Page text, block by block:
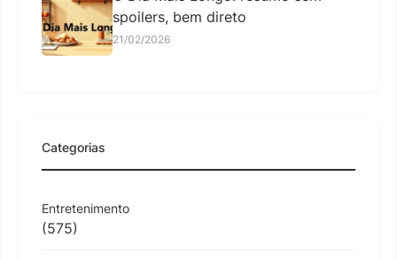
spoilers, bem direto
21/02/2026
Categorias
Entretenimento
(575)